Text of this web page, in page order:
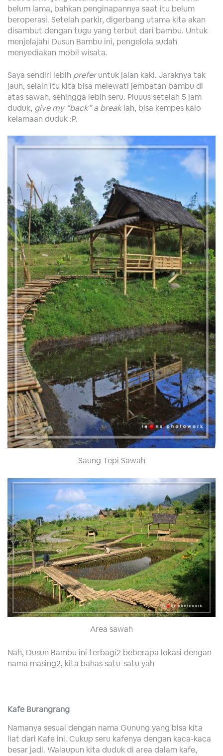
belum lama, bahkan penginapannya saat itu belum
beroperasi. Setelah parkir, digerbang utama kita akan
disambut dengan tugu yang terbut dari bambu. Untuk
menjelajahi Dusun Bambu ini, pengelola sudah
menyediakan mobil wisata.
Saya sendiri lebih preferuntuk jalan kaki. Jaraknya tak
jauh, selain itu kita bisa melewati jembatan bambu di
atas sawah, sehingga lebih seru. Pluuus setelah 5 jam
duduk, give my “back” a breaklah, bisa kempes kalo
kelamaan duduk :P.
Saung Tepi Sawah
Area sawah
Nah, Dusun Bambu ini terbagi2 beberapa lokasi dengan
nama masing2, kita bahas satu-satu yah
Kafe Burangrang
Namanya sesuai dengan nama Gunung yang bisa kita
liat dari Kafe ini. Cukup seru kafenya dengan kaca-kaca
besar jadi. Walaupun kita duduk di area dalam kafe,